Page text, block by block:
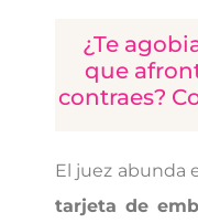
¿Te
que
contraes?
El juez abunda
tarjeta de